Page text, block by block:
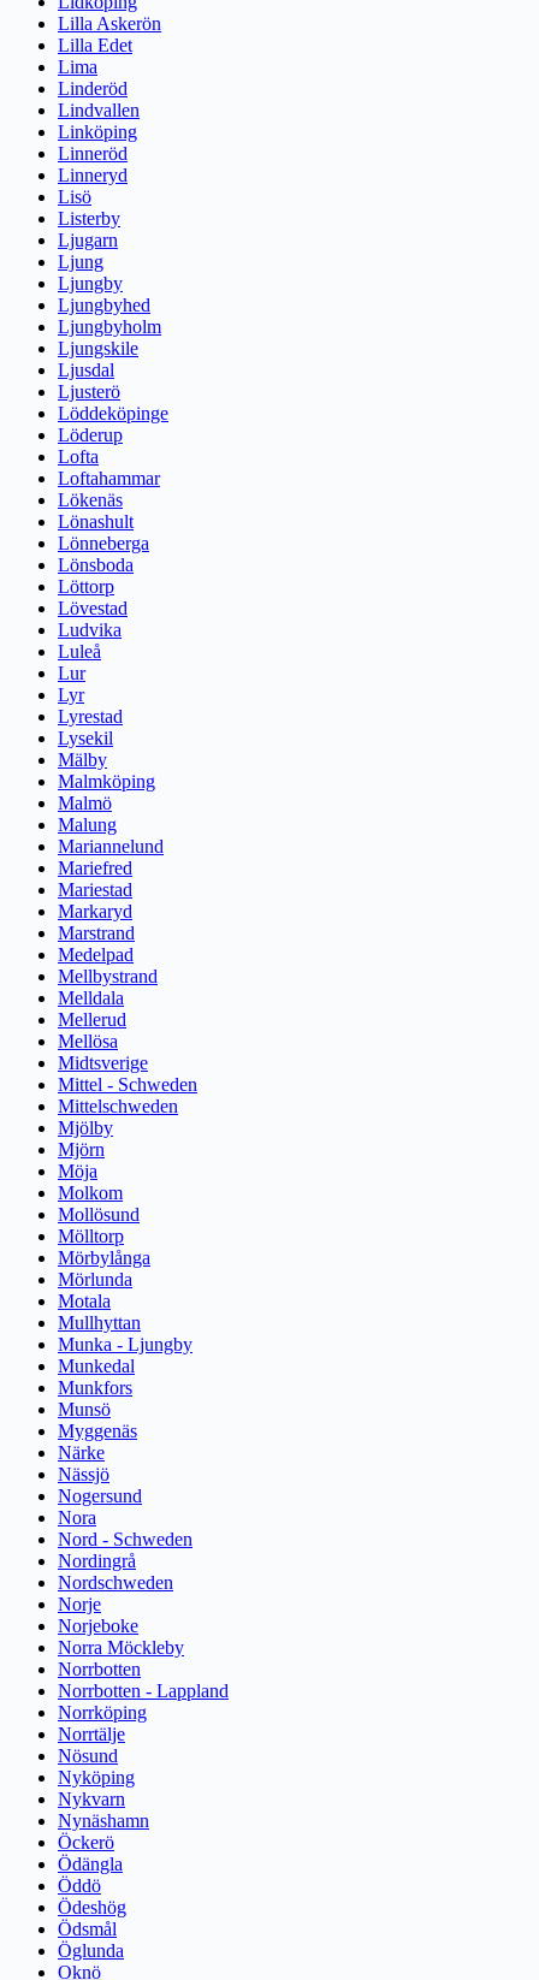
Lilla Askerön
Lilla Edet
Lima
Linderöd
Lindvallen
Linköping
Linneröd
Linneryd
Lisö
Listerby
Ljugarn
Ljung
Ljungby
Ljungbyhed
Ljungbyholm
Ljungskile
Ljusdal
Ljusterö
Löddeköpinge
Löderup
Lofta
Loftahammar
Lökenäs
Lönashult
Lönneberga
Lönsboda
Löttorp
Lövestad
Ludvika
Luleå
Lur
Lyr
Lyrestad
Lysekil
Mälby
Malmköping
Malmö
Malung
Mariannelund
Mariefred
Mariestad
Markaryd
Marstrand
Medelpad
Mellbystrand
Melldala
Mellerud
Mellösa
Midtsverige
Mittel - Schweden
Mittelschweden
Mjölby
Mjörn
Möja
Molkom
Mollösund
Mölltorp
Mörbylånga
Mörlunda
Motala
Mullhyttan
Munka - Ljungby
Munkedal
Munkfors
Munsö
Myggenäs
Närke
Nässjö
Nogersund
Nora
Nord - Schweden
Nordingrå
Nordschweden
Norje
Norjeboke
Norra Möckleby
Norrbotten
Norrbotten - Lappland
Norrköping
Norrtälje
Nösund
Nyköping
Nykvarn
Nynäshamn
Öckerö
Ödängla
Öddö
Ödeshög
Ödsmål
Öglunda
Oknö